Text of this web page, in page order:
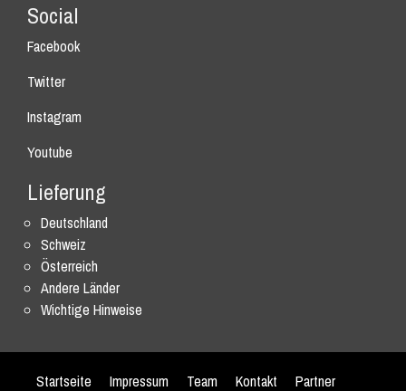
Social
Facebook
Twitter
Instagram
Youtube
Lieferung
Deutschland
Schweiz
Österreich
Andere Länder
Wichtige Hinweise
Startseite Impressum Team Kontakt Partner